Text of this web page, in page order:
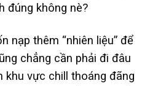
đúng không nè?
nạp thêm “nhiên liệu” để
chẳng cần phải đi đâu
khu vực chill thoáng đãng